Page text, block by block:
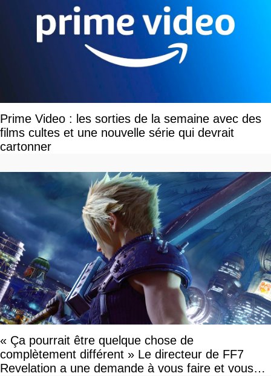
Prime Video : les sorties de la semaine avec des
films cultes et une nouvelle série qui devrait
cartonner
« Ça pourrait être quelque chose de
complètement différent » Le directeur de FF7
Revelation a une demande à vous faire et vous